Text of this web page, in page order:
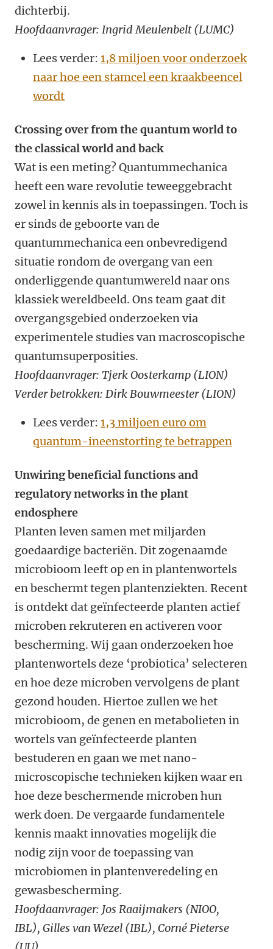
dichterbij.
Hoofdaanvrager: IngridMeulenbelt (LUMC)
Lees verder: 1,8 miljoen voor onderzoek
naar hoe een stamcel een kraakbeencel
wordt
Crossing over from the quantum world to
the classical world and back
Wat is een meting? Quantummechanica
heeft een ware revolutie teweeggebracht
zowel in kennis als in toepassingen. Toch is
er sinds de geboorte van de
quantummechanica een onbevredigend
situatie rondom de overgang van een
onderliggende quantumwereld naar ons
klassiek wereldbeeld. Ons team gaat dit
overgangsgebied onderzoeken via
experimentele studies van macroscopische
quantumsuperposities.
Hoofdaanvrager: Tjerk Oosterkamp (LION)
Verder betrokken: Dirk Bouwmeester (LION)
Lees verder: 1,3 miljoen euro om
quantum-ineenstorting te betrappen
Unwiring beneficial functions and
regulatory networks in the plant
endosphere
Planten leven samen met miljarden
goedaardige bacteriën. Dit zogenaamde
microbioom leeft op en in plantenwortels
en beschermt tegen plantenziekten. Recent
is ontdekt dat geïnfecteerde planten actief
microben rekruteren en activeren voor
bescherming. Wij gaan onderzoeken hoe
plantenwortels deze ‘probiotica’ selecteren
en hoe deze microben vervolgens de plant
gezond houden. Hiertoe zullen we het
microbioom, de genen en metabolieten in
wortels van geïnfecteerde planten
bestuderen en gaan we met nano-
microscopische technieken kijken waar en
hoe deze beschermende microben hun
werk doen. De vergaarde fundamentele
kennis maakt innovaties mogelijk die
nodig zijn voor de toepassing van
microbiomen in plantenveredeling en
gewasbescherming.
Hoofdaanvrager: Jos Raaijmakers (NIOO,
IBL), Gilles van Wezel (IBL), Corné Pieterse